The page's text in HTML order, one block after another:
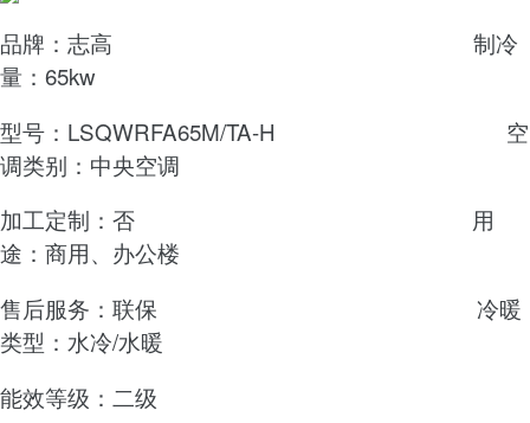
品牌：志高 制冷
量：65kw
型号：LSQWRFA65M/TA-H 空
调类别：中央空调
加工定制：否 用
途：商用、办公楼
售后服务：联保 冷暖
类型：水冷/水暖
能效等级：二级